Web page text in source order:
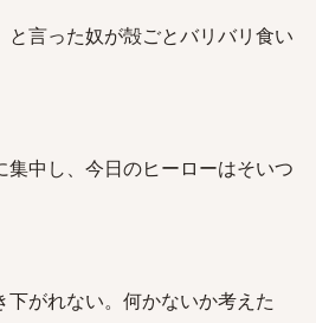
と言った奴が殻ごとバリバリ食い
集中し、今日のヒーローはそいつ
がれない。何かないか考えた